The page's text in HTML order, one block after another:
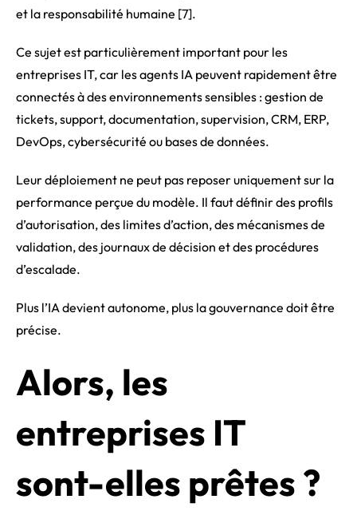
et la responsabilité humaine [7].
Ce sujet est particulièrement important pour les
entreprises IT, car les agents IA peuvent rapidement être
connectés à des environnements sensibles : gestion de
tickets, support, documentation, supervision, CRM, ERP,
DevOps, cybersécurité ou bases de données.
Leur déploiement ne peut pas reposer uniquement sur la
performance perçue du modèle. Il faut définir des profils
d’autorisation, des limites d’action, des mécanismes de
validation, des journaux de décision et des procédures
d’escalade.
Plus l’IA devient autonome, plus la gouvernance doit être
précise.
Alors, les
entreprises IT
sont-elles prêtes ?